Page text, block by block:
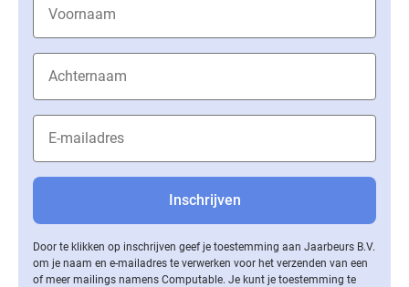
Door te klikken op inschrijven geef je toestemming aan Jaarbeurs B.V.
om je naam en e-mailadres te verwerken voor het verzenden van een
of meer mailings namens Computable. Je kunt je toestemming te